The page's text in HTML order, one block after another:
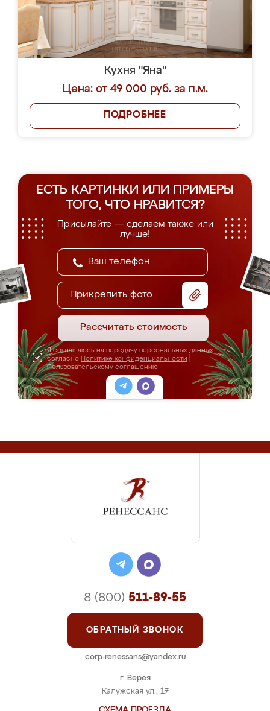
Кухня "Яна"
Цена: от 49 000 руб. за п.м.
ПОДРОБНЕЕ
ЕСТЬ КАРТИНКИ ИЛИ ПРИМЕРЫ
ТОГО, ЧТО НРАВИТСЯ?
Присылайте — сделаем также или
лучше!
Прикрепить фото
Рассчитать стоимость
Я соглашаюсь на передачу персональных данных
согласно Политике конфиденциальности
Пользовательскому соглашению
г. Верея
Калужская ул., 17
8 (800) 511-89-55
ОБРАТНЫЙ ЗВОНОК
corp-renessans@yandex.ru